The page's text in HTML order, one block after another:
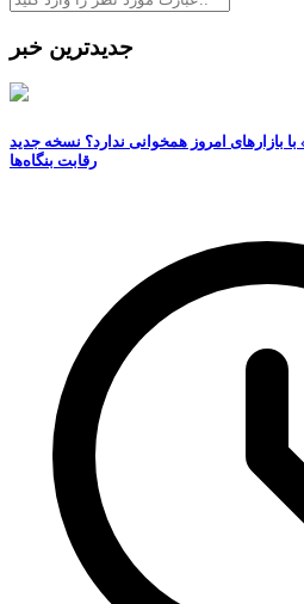
جدیدترین خبر
بازارهای امروز همخوانی ندارد؟ نسخه جدید
رقابت‌ بنگاه‌ها